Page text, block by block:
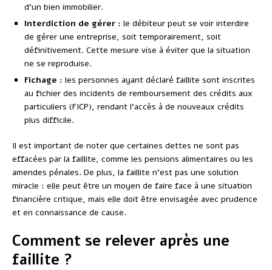
d’un bien immobilier.
Interdiction de gérer : le débiteur peut se voir interdire
de gérer une entreprise, soit temporairement, soit
définitivement. Cette mesure vise à éviter que la situation
ne se reproduise.
Fichage : les personnes ayant déclaré faillite sont inscrites
au fichier des incidents de remboursement des crédits aux
particuliers (FICP), rendant l’accès à de nouveaux crédits
plus difficile.
Il est important de noter que certaines dettes ne sont pas
effacées par la faillite, comme les pensions alimentaires ou les
amendes pénales. De plus, la faillite n’est pas une solution
miracle : elle peut être un moyen de faire face à une situation
financière critique, mais elle doit être envisagée avec prudence
et en connaissance de cause.
Comment se relever après une
faillite ?